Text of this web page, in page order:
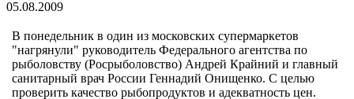
05.08.2009
В понедельник в один из московских супермаркетов
"нагрянули" руководитель Федерального агентства по
рыболовству (Росрыболовство) Андрей Крайний и главный
санитарный врач России Геннадий Онищенко. С целью
проверить качество рыбопродуктов и адекватность цен.